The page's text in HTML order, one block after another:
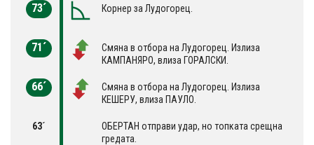
73´ Корнер за Лудогорец.
71´
Смяна в отбора на Лудогорец. Излиза
КАМПАНЯРО, влиза ГОРАЛСКИ.
66´
Смяна в отбора на Лудогорец. Излиза
КЕШЕРУ, влиза ПАУЛО.
63´
ОБЕРТАН отправи удар, но топката срещна
гредата.